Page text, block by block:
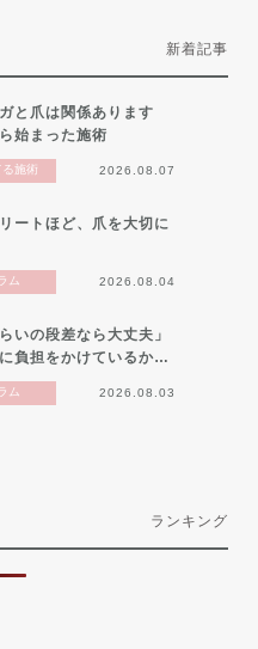
新着記事
ガと爪は関係あります
始まった施術
る施術 2026.08.07
ートほど、爪を大切に
ム 2026.08.04
いの段差なら大丈夫」
負担をかけているか…
ム 2026.08.03
ランキング